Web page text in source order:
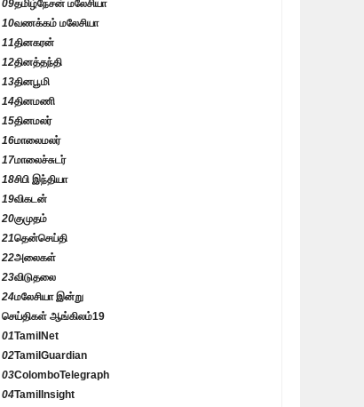
09தமிழ்நேசன் மலேசியா
10வணக்கம் மலேசியா
11தினகரன்
12தினத்தந்தி
13தினபூமி
14தினமணி
15தினமலர்
16மாலைமலர்
17மாலைச்சுடர்
18சிபி இந்தியா
19விகடன்
20குமுதம்
21தென்செய்தி
22அலைகள்
23விடுதலை
24மலேசியா இன்று
செய்திகள் ஆங்கிலம்19
01TamilNet
02TamilGuardian
03ColomboTelegraph
04TamilInsight